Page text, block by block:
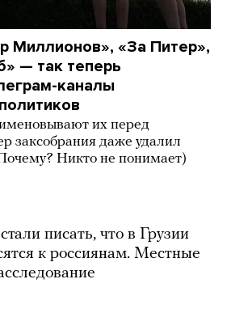
Миллионов», «За Питер»,
— так теперь
каналы
их перед
заксобрания даже удалил
Никто не понимает)
писать, что в Грузии
к россиянам. Местные